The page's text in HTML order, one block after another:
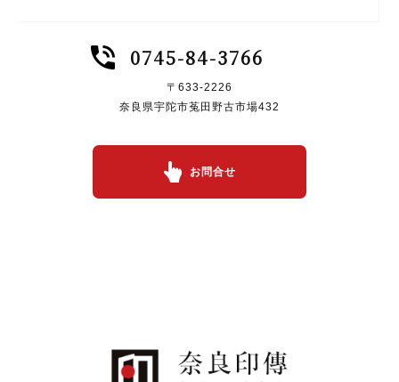
0745-84-3766
〒633-2226
奈良県宇陀市菟田野古市場432
お問合せ